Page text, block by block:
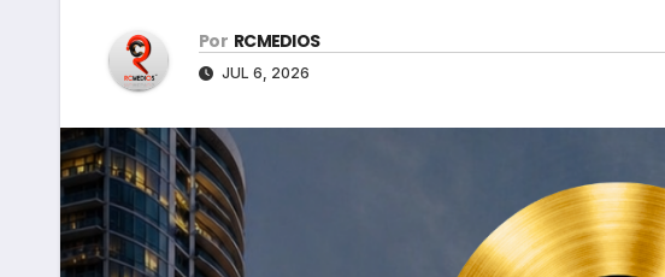
Por RCMEDIOS
JUL 6, 2026